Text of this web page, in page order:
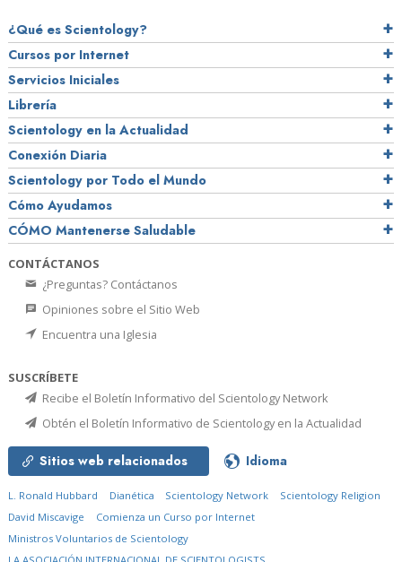
¿Qué es Scientology?
Cursos por Internet
Servicios Iniciales
Librería
Scientology en la Actualidad
Conexión Diaria
Scientology por Todo el Mundo
Cómo Ayudamos
CÓMO Mantenerse Saludable
CONTÁCTANOS
¿Preguntas? Contáctanos
Opiniones sobre el Sitio Web
Encuentra una Iglesia
SUSCRÍBETE
Recibe el Boletín Informativo del Scientology Network
Obtén el Boletín Informativo de Scientology en la Actualidad
Sitios web relacionados Idioma
L. Ronald Hubbard Dianética Scientology Network
Scientology Religion
David Miscavige
Comienza un Curso por Internet
Ministros Voluntarios de Scientology